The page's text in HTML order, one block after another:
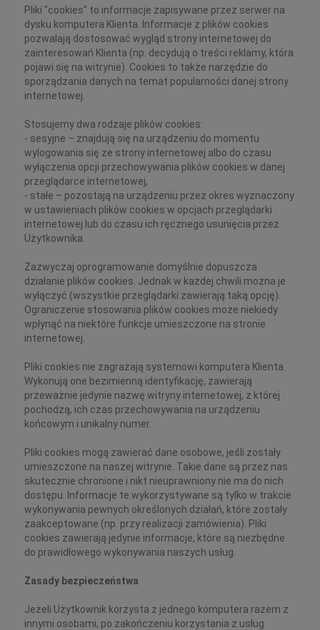
Pliki "cookies" to informacje zapisywane przez serwer na
dysku komputera Klienta. Informacje z plików cookies
pozwalają dostosować wygląd strony internetowej do
zainteresowań Klienta (np. decydują o treści reklamy, która
pojawi się na witrynie). Cookies to także narzędzie do
sporządzania danych na temat popularności danej strony
internetowej.
Stosujemy dwa rodzaje plików cookies:
- sesyjne – znajdują się na urządzeniu do momentu
wylogowania się ze strony internetowej albo do czasu
wyłączenia opcji przechowywania plików cookies w danej
przeglądarce internetowej,
- stałe – pozostają na urządzeniu przez okres wyznaczony
w ustawieniach plików cookies w opcjach przeglądarki
internetowej lub do czasu ich ręcznego usunięcia przez
Użytkownika.
Zazwyczaj oprogramowanie domyślnie dopuszcza
działanie plików cookies. Jednak w każdej chwili można je
wyłączyć (wszystkie przeglądarki zawierają taką opcję).
Ograniczenie stosowania plików cookies może niekiedy
wpłynąć na niektóre funkcje umieszczone na stronie
internetowej.
Pliki cookies nie zagrażają systemowi komputera Klienta.
Wykonują one bezimienną identyfikację, zawierają
przeważnie jedynie nazwę witryny internetowej, z której
pochodzą, ich czas przechowywania na urządzeniu
końcowym i unikalny numer.
Pliki cookies mogą zawierać dane osobowe, jeśli zostały
umieszczone na naszej witrynie. Takie dane są przez nas
skutecznie chronione i nikt nieuprawniony nie ma do nich
dostępu. Informacje te wykorzystywane są tylko w trakcie
wykonywania pewnych określonych działań, które zostały
zaakceptowane (np. przy realizacji zamówienia). Pliki
cookies zawierają jedynie informacje, które są niezbędne
do prawidłowego wykonywania naszych usług.
Zasady bezpieczeństwa
Jeżeli Użytkownik korzysta z jednego komputera razem z
innymi osobami, po zakończeniu korzystania z usług